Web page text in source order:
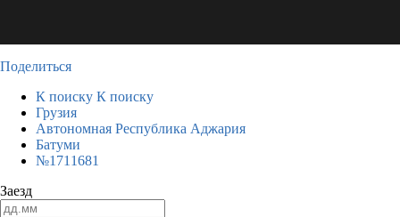
Поделиться
К поиску К поиску
Грузия
Автономная Республика Аджария
Батуми
№1711681
Заезд